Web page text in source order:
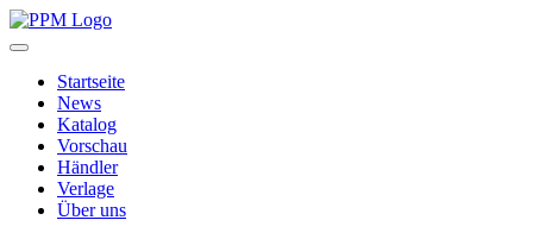
Startseite
News
Katalog
Vorschau
Händler
Verlage
Über uns